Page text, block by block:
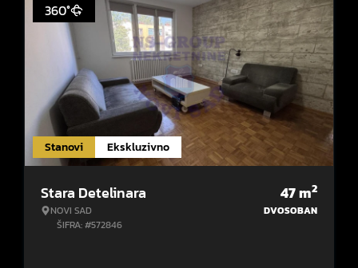
Stanovi Ekskluzivno
360°
Stara Detelinara
NOVI SAD
ŠIFRA: #572846
47m2
DVOSOBAN